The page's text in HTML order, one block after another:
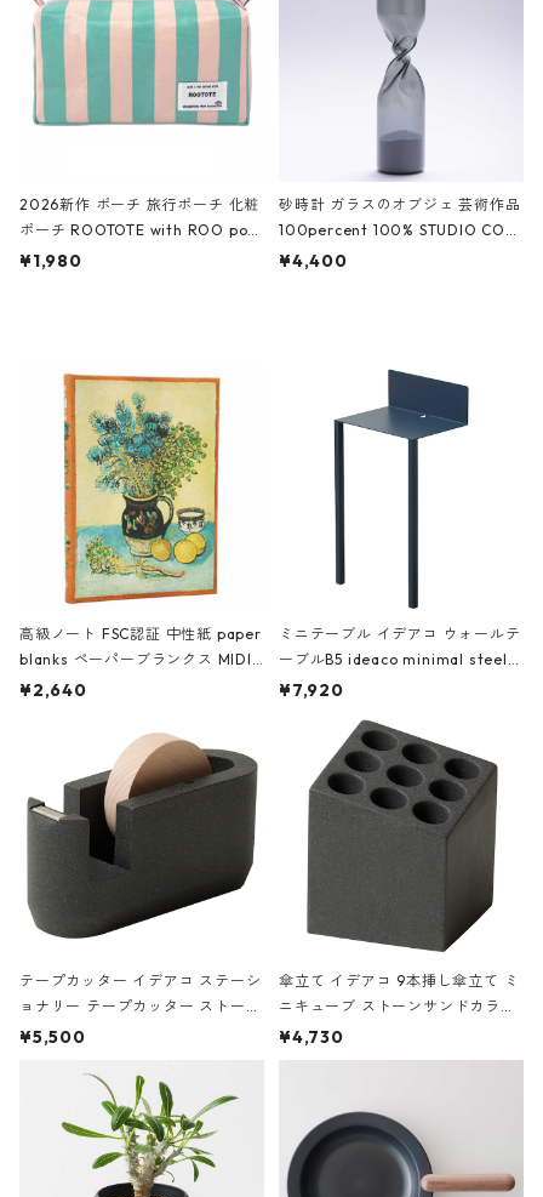
ーガンディー、オフホワイト
2026新作 ポーチ 旅行ポーチ 化粧
ポーチ ROOTOTE with ROO pou
ch 3532 ルートート WR.ポーチ.ラ
¥1,980
砂時計 ガラスのオブジェ 芸術作品
100percent 100% STUDIO COH
AKU Timeless 100パーセント ス
¥4,400
高級ノート FSC認証 中性紙 paper
blanks ペーパーブランクス MIDI
ハードカバー 罫線 ヴァン・ゴッホ
¥2,640
ミニテーブル イデアコ ウォールテ
ーブルB5 ideaco minimal steel f
urniture WALL Table B5 ネイビー
¥7,920
テープカッター イデアコ ステーシ
ョナリー テープカッター ストーン
サンドカラー 石調 ideaco Station
¥5,500
傘立て イデアコ 9本挿し傘立て ミ
ニキューブ ストーンサンドカラー
石調 ideaco Umbrella Stand CUB
E ストーンサンドブラック
¥4,730